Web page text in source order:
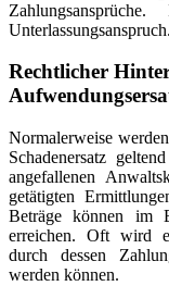
Unterlassungsanspruch.
Rechtlicher
Normalerweise
Schadenersatz
angefallenen
getätigten
Beträge können im
erreichen. Oft wird
durch dessen
werden können.